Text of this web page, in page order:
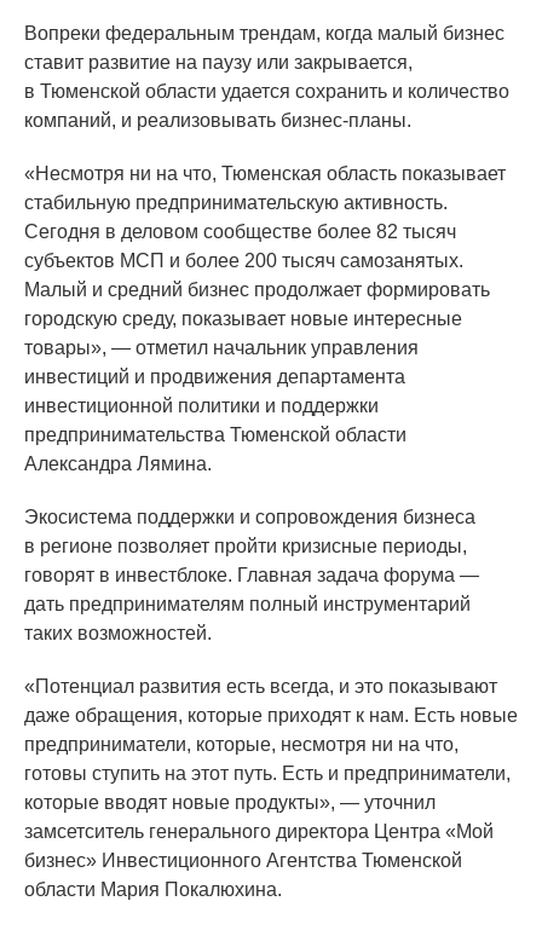
Вопреки федеральным трендам, когда малый бизнес
ставит развитие на паузу или закрывается,
в Тюменской области удается сохранить и количество
компаний, и реализовывать бизнес-планы.
«Несмотря ни на что, Тюменская область показывает
стабильную предпринимательскую активность.
Сегодня в деловом сообществе более 82 тысяч
субъектов МСП и более 200 тысяч самозанятых.
Малый и средний бизнес продолжает формировать
городскую среду, показывает новые интересные
товары», — отметил начальник управления
инвестиций и продвижения департамента
инвестиционной политики и поддержки
предпринимательства Тюменской области
Александра Лямина.
Экосистема поддержки и сопровождения бизнеса
в регионе позволяет пройти кризисные периоды,
говорят в инвестблоке. Главная задача форума —
дать предпринимателям полный инструментарий
таких возможностей.
«Потенциал развития есть всегда, и это показывают
даже обращения, которые приходят к нам. Есть новые
предприниматели, которые, несмотря ни на что,
готовы ступить на этот путь. Есть и предприниматели,
которые вводят новые продукты», — уточнил
замсетситель генерального директора Центра «Мой
бизнес» Инвестиционного Агентства Тюменской
области Мария Покалюхина.